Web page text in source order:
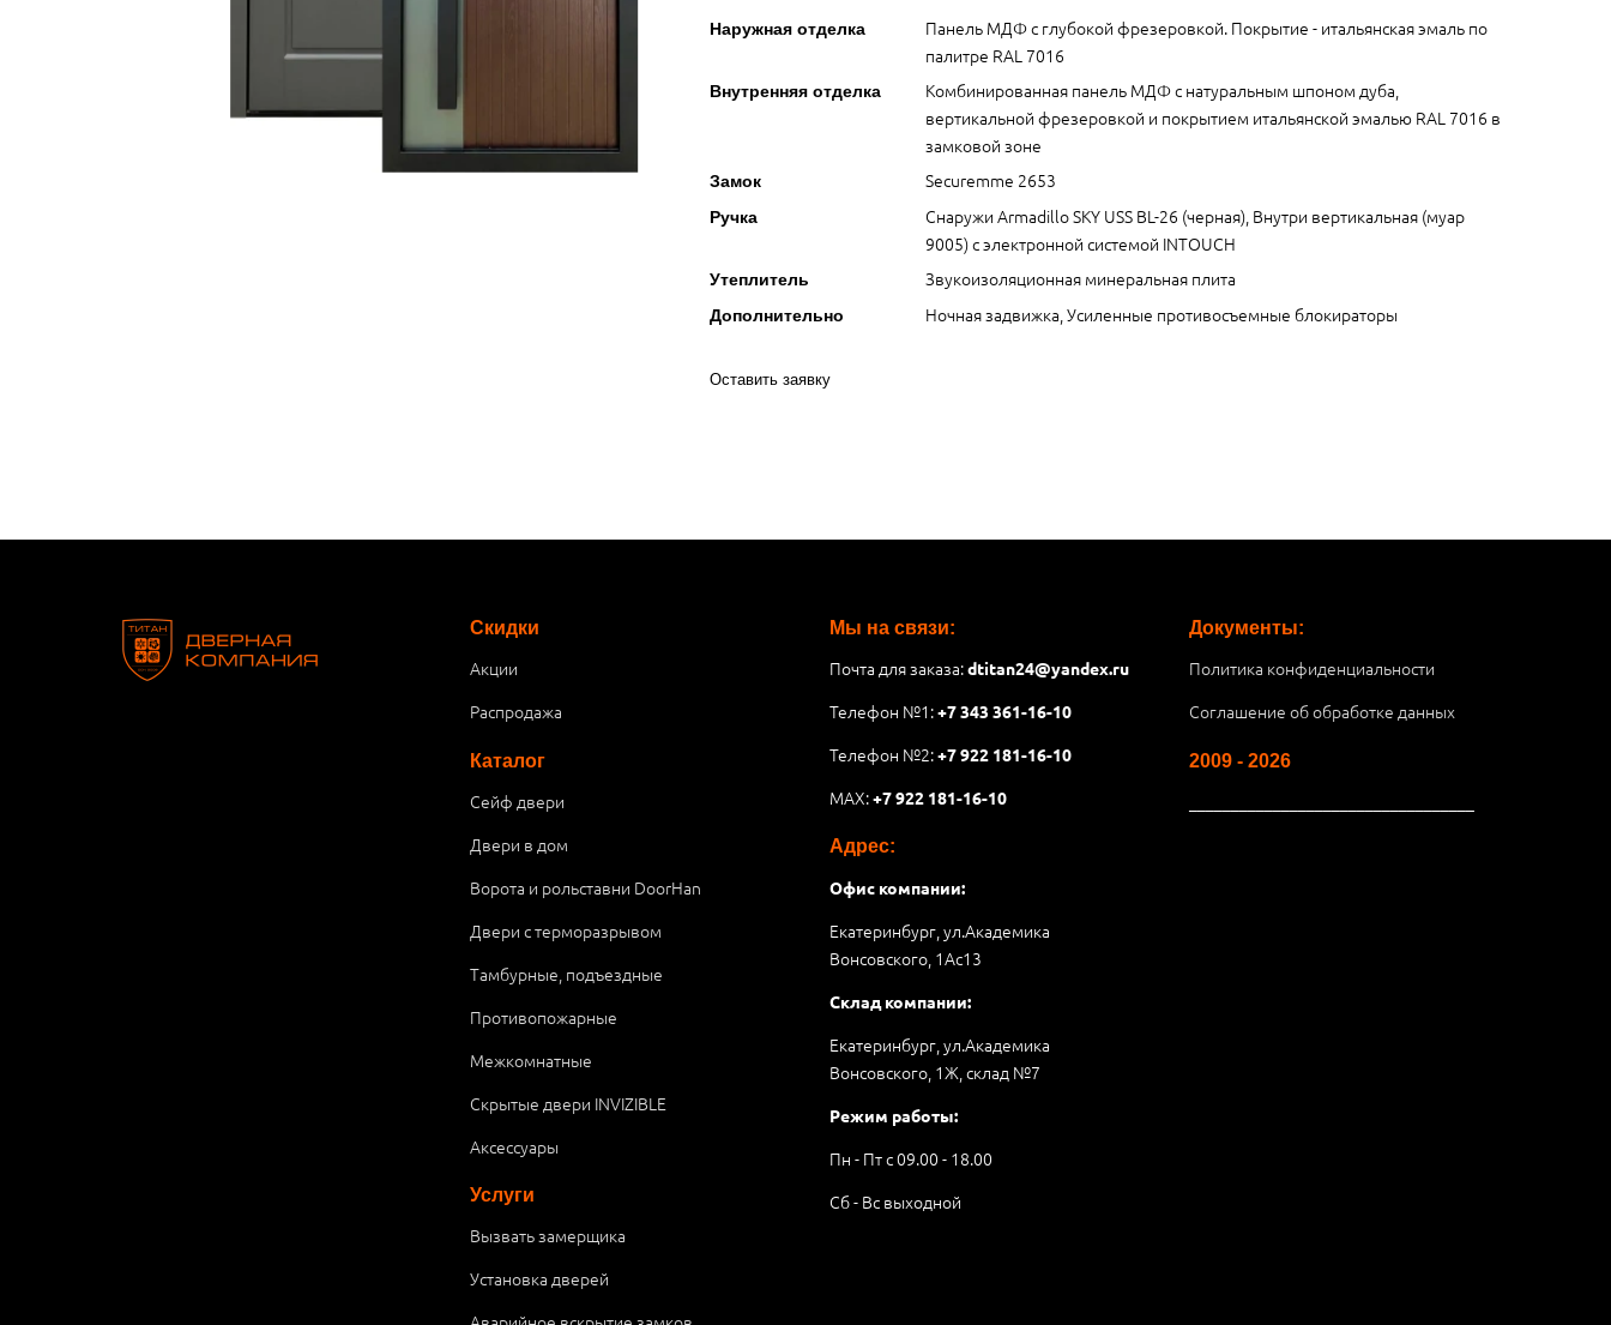
Наружная отделка
Панель МДФ с глубокой фрезеровкой. Покрытие - итальянская эмаль по
палитре RAL 7016
Внутренняя отделка
Комбинированная панель МДФ с натуральным шпоном дуба,
вертикальной фрезеровкой и покрытием итальянской эмалью RAL 7016 в
замковой зоне
Замок Securemme 2653
Ручка
Снаружи Armadillo SKY USS BL-26 (черная), Внутри вертикальная (муар
9005) с электронной системой INTOUCH
Утеплитель Звукоизоляционная минеральная плита
Дополнительно Ночная задвижка, Усиленные противосъемные блокираторы
Оставить заявку
Скидки
Акции
Распродажа
Каталог
Сейф двери
Двери в дом
Ворота и рольставни DoorHan
Двери с терморазрывом
Тамбурные, подъездные
Противопожарные
Межкомнатные
Скрытые двери INVIZIBLE
Аксессуары
Услуги
Вызвать замерщика
Установка дверей
Мы на связи:
Почта для заказа:dtitan24@yandex.ru
Телефон №1:+7 343 361-16-10
Телефон №2:+7 922 181-16-10
MAX:+7 922 181-16-10
Адрес:
Офис компании:
Екатеринбург, ул.Академика
Вонсовского, 1Аc13
Склад компании:
Екатеринбург, ул.Академика
Вонсовского, 1Ж, склад №7
Режим работы:
Пн - Пт с 09.00 - 18.00
Сб - Вс выходной
Документы:
Политика конфиденциальности
Соглашение об обработке данных
2009 - 2026